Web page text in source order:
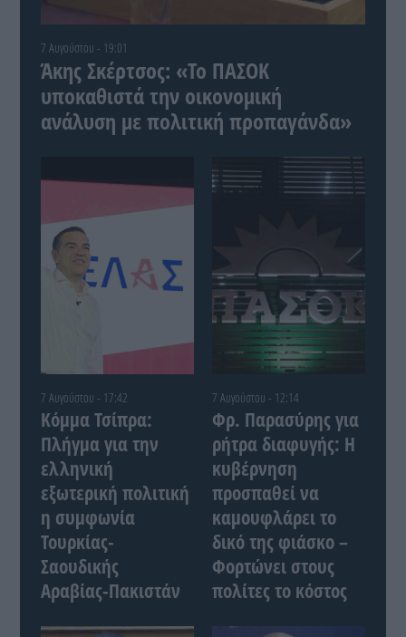
7 Αυγούστου - 19:01
Άκης Σκέρτσος: «Το ΠΑΣΟΚ
υποκαθιστά την οικονομική
ανάλυση με πολιτική προπαγάνδα»
7 Αυγούστου - 17:42
Κόμμα Τσίπρα:
Πλήγμα για την
ελληνική
εξωτερική πολιτική
η συμφωνία
Τουρκίας-
Σαουδικής
Αραβίας-Πακιστάν
7 Αυγούστου - 12:14
Φρ. Παρασύρης για
ρήτρα διαφυγής: Η
κυβέρνηση
προσπαθεί να
καμουφλάρει το
δικό της φιάσκο –
Φορτώνει στους
πολίτες το κόστος